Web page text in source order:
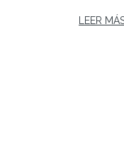
LEER